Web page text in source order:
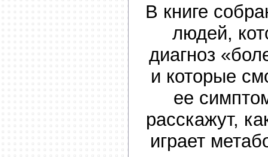
В книге
людей,
диагноз
и которые
ее
расскажут,
играет